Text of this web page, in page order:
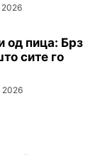
2026
од пица: Брз
сите го
2026